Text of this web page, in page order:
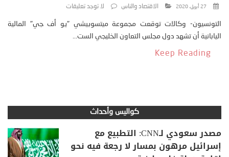
27 أبريل، 2020 الاقتصاد والناس لا توجد تعليقات
التونسيون- وكالات توقعت مجموعة ميتسوبيشي "يو أف جي" المالية
اليابانية أن تشهد دول مجلس التعاون الخليجي الست...
Keep Reading
كواليس وأحداث
مصدر سعودي لـCNN: التطبيع مع
إسرائيل مرهون بمسار لا رجعة فيه نحو